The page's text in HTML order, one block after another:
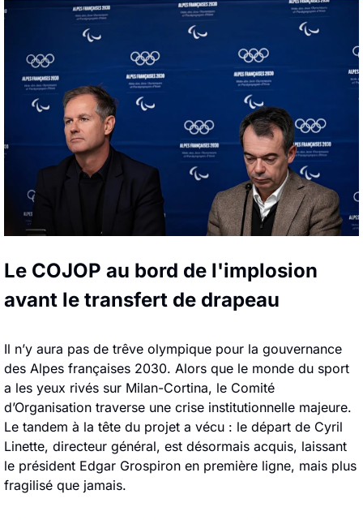
Le COJOP au bord de l'implosion
avant le transfert de drapeau
Il n’y aura pas de trêve olympique pour la gouvernance
des Alpes françaises 2030. Alors que le monde du sport
a les yeux rivés sur Milan-Cortina, le Comité
d’Organisation traverse une crise institutionnelle majeure.
Le tandem à la tête du projet a vécu : le départ de Cyril
Linette, directeur général, est désormais acquis, laissant
le président Edgar Grospiron en première ligne, mais plus
fragilisé que jamais.